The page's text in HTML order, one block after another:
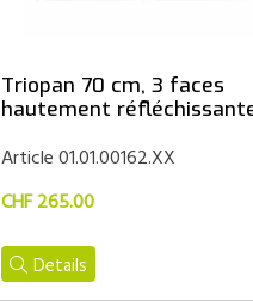
Triopan 70 cm, 3 faces
hautement
Article 01.01.00162.XX
CHF 265.00
Details